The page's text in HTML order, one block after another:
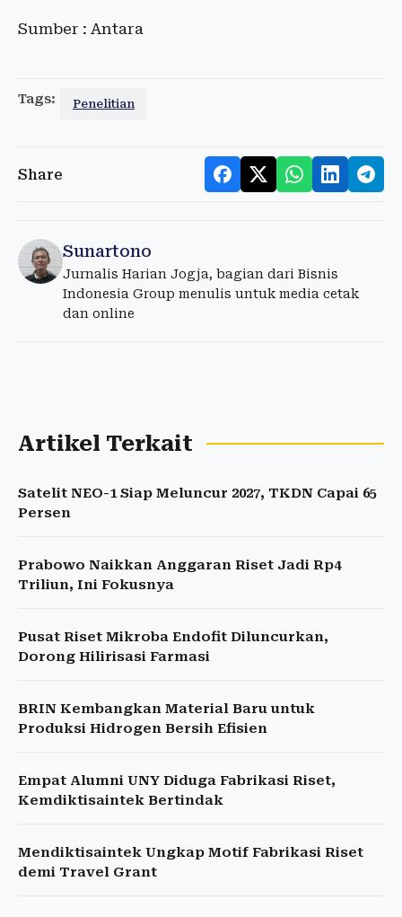
Sumber : Antara
Tags: Penelitian
Share
Sunartono
Jurnalis Harian Jogja, bagian dari Bisnis
Indonesia Group menulis untuk media cetak
dan online
Artikel Terkait
Satelit NEO-1 Siap Meluncur 2027, TKDN Capai 65
Persen
Prabowo Naikkan Anggaran Riset Jadi Rp4
Triliun, Ini Fokusnya
Pusat Riset Mikroba Endofit Diluncurkan,
Dorong Hilirisasi Farmasi
BRIN Kembangkan Material Baru untuk
Produksi Hidrogen Bersih Efisien
Empat Alumni UNY Diduga Fabrikasi Riset,
Kemdiktisaintek Bertindak
Mendiktisaintek Ungkap Motif Fabrikasi Riset
demi Travel Grant